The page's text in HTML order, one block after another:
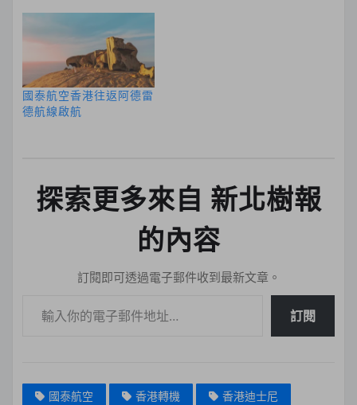
國泰航空香港往返阿德雷
德航線啟航
探索更多來自 新北樹報
的內容
訂閱即可透過電子郵件收到最新文章。
訂閱
國泰航空 香港轉機 香港迪士尼